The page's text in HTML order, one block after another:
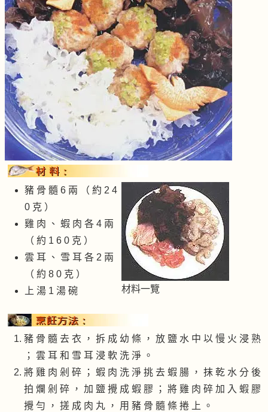
豬 骨 髓 6 兩 （ 約 2 4
0 克 ）
雞 肉 、 蝦 肉 各 4 兩
（ 約 1 6 0 克 ）
雲 耳 、 雪 耳 各 2 兩
（ 約 8 0 克 ）
上 湯 1 湯 碗
材料一覽
豬 骨 髓 去 衣 ， 拆 成 幼 條 ， 放 鹽 水 中 以 慢 火 浸 熟
； 雲 耳 和 雪 耳 浸 軟 洗 淨 。
將 雞 肉 剁 碎 ； 蝦 肉 洗 淨 挑 去 蝦 腸 ， 抹 乾 水 分 後
拍 爛 剁 碎 ， 加 鹽 攪 成 蝦 膠 ； 將 雞 肉 碎 加 入 蝦 膠
攪 勻 ， 搓 成 肉 丸 ， 用 豬 骨 髓 條 捲 上 。